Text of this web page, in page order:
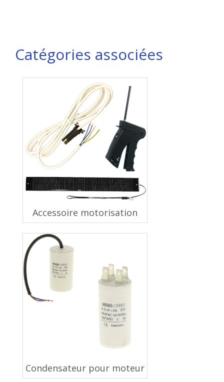
Catégories associées
Accessoire motorisation
Condensateur pour moteur